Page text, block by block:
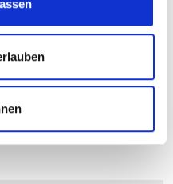
ELSR Systeme im nicht